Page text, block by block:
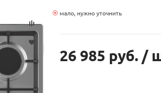
мало, нужно уточнить
26 985 руб. /